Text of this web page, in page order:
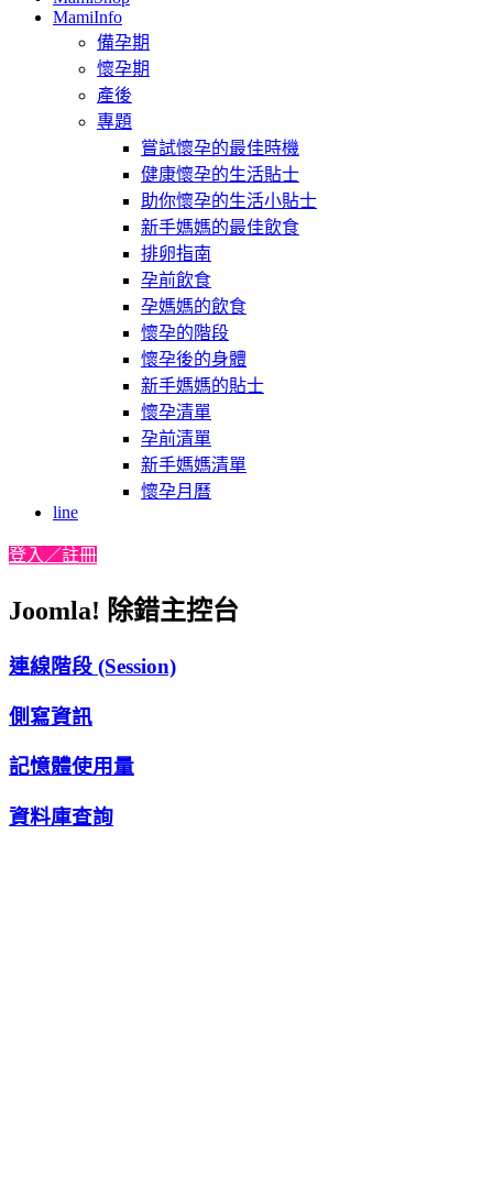
MamiInfo
備孕期
懷孕期
產後
專題
嘗試懷孕的最佳時機
健康懷孕的生活貼士
助你懷孕的生活小貼士
新手媽媽的最佳飲食
排卵指南
孕前飲食
孕媽媽的飲食
懷孕的階段
懷孕後的身體
新手媽媽的貼士
懷孕清單
孕前清單
新手媽媽清單
懷孕月曆
line
登入／註冊
Joomla! 除錯主控台
連線階段 (Session)
側寫資訊
記憶體使用量
資料庫查詢